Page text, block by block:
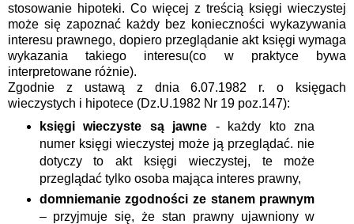
stosowanie hipoteki. Co więcej z treścią księgi wieczystej
może się zapoznać każdy bez konieczności wykazywania
interesu prawnego, dopiero przeglądanie akt księgi wymaga
wykazania takiego interesu(co w praktyce bywa
interpretowane różnie).
Zgodnie z ustawą z dnia 6.07.1982 r. o księgach
wieczystych i hipotece (Dz.U.1982 Nr 19 poz.147):
księgi wieczyste są jawne - każdy kto zna
numer księgi wieczystej może ją przeglądać. nie
dotyczy to akt księgi wieczystej, te może
przeglądać tylko osoba mająca interes prawny,
domniemanie zgodności ze stanem prawnym
– przyjmuje się, że stan prawny ujawniony w